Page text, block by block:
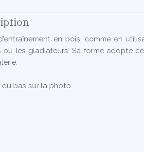
en bois, comme en
ou les gladiateurs. Sa forme adopte
du bas sur la photo.